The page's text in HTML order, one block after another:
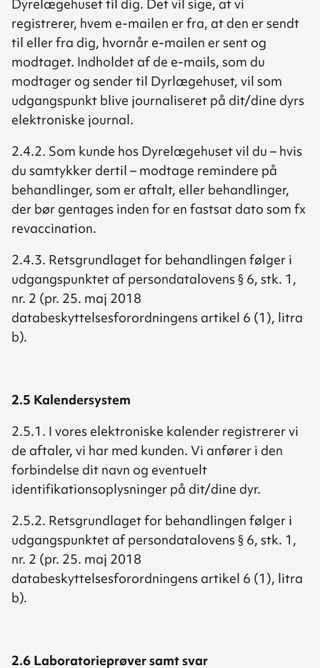
Dyrelægehuset til dig. Det vil sige, at vi
registrerer, hvem e-mailen er fra, at den er sendt
til eller fra dig, hvornår e-mailen er sent og
modtaget. Indholdet af de e-mails, som du
modtager og sender til Dyrlægehuset, vil som
udgangspunkt blive journaliseret på dit/dine dyrs
elektroniske journal.
2.4.2. Som kunde hos Dyrelægehuset vil du – hvis
du samtykker dertil – modtage remindere på
behandlinger, som er aftalt, eller behandlinger,
der bør gentages inden for en fastsat dato som fx
revaccination.
2.4.3. Retsgrundlaget for behandlingen følger i
udgangspunktet af persondatalovens § 6, stk. 1,
nr. 2 (pr. 25. maj 2018
databeskyttelsesforordningens artikel 6 (1), litra
b).
2.5 Kalendersystem
2.5.1. I vores elektroniske kalender registrerer vi
de aftaler, vi har med kunden. Vi anfører i den
forbindelse dit navn og eventuelt
identifikationsoplysninger på dit/dine dyr.
2.5.2. Retsgrundlaget for behandlingen følger i
udgangspunktet af persondatalovens § 6, stk. 1,
nr. 2 (pr. 25. maj 2018
databeskyttelsesforordningens artikel 6 (1), litra
b).
2.6 Laboratorieprøver samt svar